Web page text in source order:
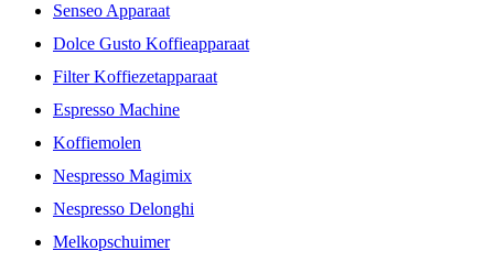
Senseo Apparaat
Dolce Gusto Koffieapparaat
Filter Koffiezetapparaat
Espresso Machine
Koffiemolen
Nespresso Magimix
Nespresso Delonghi
Melkopschuimer